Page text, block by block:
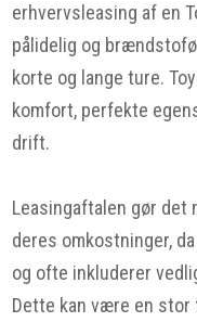
erhvervsleasing af en
pålidelig og
korte og lange ture.
komfort, perfekte
drift.
Leasingaftalen gør
deres omkostninger,
og ofte inkluderer
Dette kan være en stor